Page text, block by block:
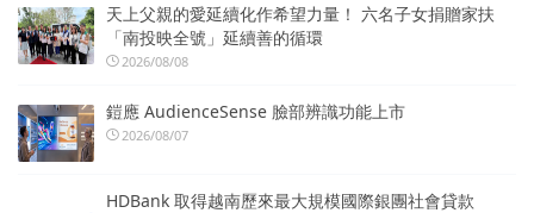
天上父親的愛延續化作希望力量！ 六名子女捐贈家扶
「南投映全號」延續善的循環
2026/08/08
鎧應 AudienceSense 臉部辨識功能上市
2026/08/07
HDBank 取得越南歷來最大規模國際銀團社會貸款